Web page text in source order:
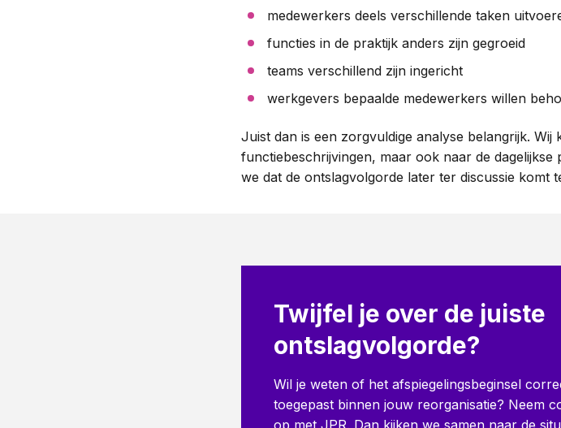
medewerkers deels verschillende taken
functies in de praktijk anders zijn gegroeid
teams verschillend zijn ingericht
werkgevers bepaalde medewerkers willen
Juist dan is een zorgvuldige analyse belangrijk.
functiebeschrijvingen, maar ook naar de
we dat de ontslagvolgorde later ter discussie komt
Twijfel je over de juiste
ontslagvolgorde?
Wil je weten of het afspiegelingsbeginsel
toegepast binnen jouw reorganisatie? Neem
op met JPR. Dan kijken we samen naar de